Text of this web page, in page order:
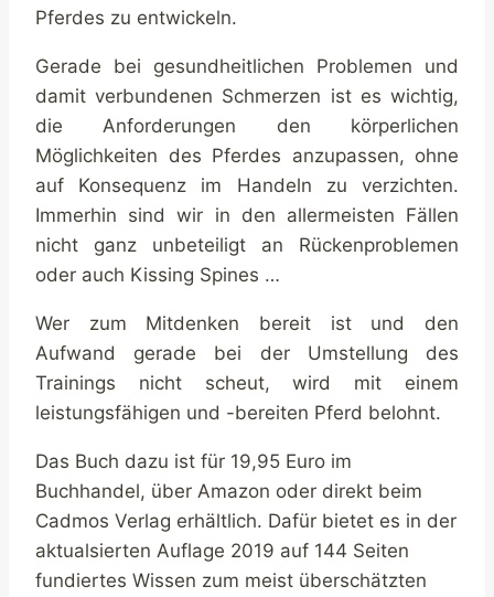
Pferdes zu entwickeln.
Gerade bei gesundheitlichen Problemen und
damit verbundenen Schmerzen ist es wichtig,
die Anforderungen den körperlichen
Möglichkeiten des Pferdes anzupassen, ohne
auf Konsequenz im Handeln zu verzichten.
Immerhin sind wir in den allermeisten Fällen
nicht ganz unbeteiligt an Rückenproblemen
oder auch Kissing Spines …
Wer zum Mitdenken bereit ist und den
Aufwand gerade bei der Umstellung des
Trainings nicht scheut, wird mit einem
leistungsfähigen und -bereiten Pferd belohnt.
Das Buch dazu ist für 19,95 Euro im
Buchhandel, über Amazon oder direkt beim
Cadmos Verlag erhältlich. Dafür bietet es in der
aktualsierten Auflage 2019 auf 144 Seiten
fundiertes Wissen zum meist überschätzten